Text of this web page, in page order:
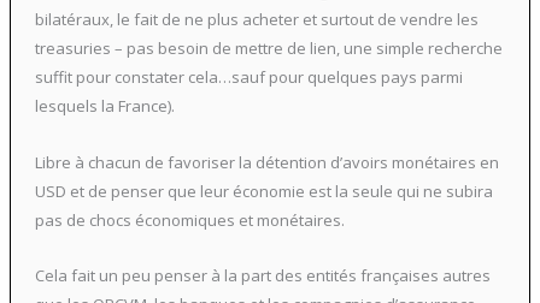
bilatéraux, le fait de ne plus acheter et surtout de vendre les
treasuries – pas besoin de mettre de lien, une simple recherche
suffit pour constater cela…sauf pour quelques pays parmi
lesquels la France).
Libre à chacun de favoriser la détention d’avoirs monétaires en
USD et de penser que leur économie est la seule qui ne subira
pas de chocs économiques et monétaires.
Cela fait un peu penser à la part des entités françaises autres